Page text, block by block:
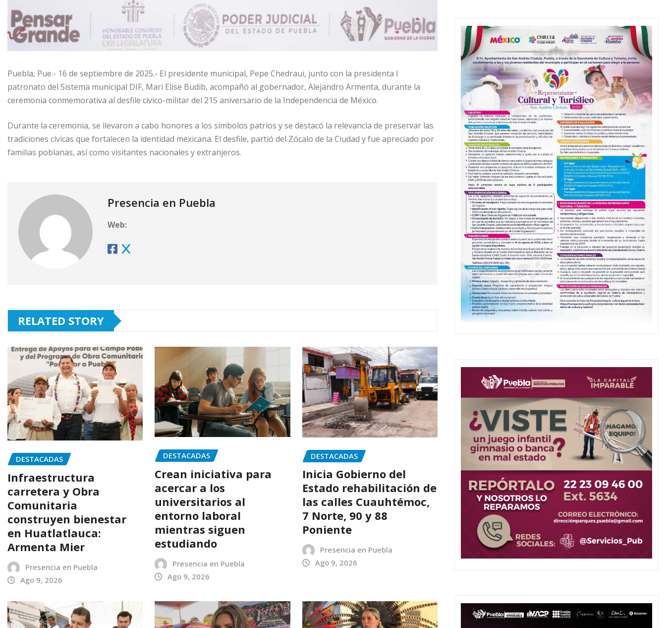
Puebla, Pue.- 16 de septiembre de 2025.- El presidente municipal, Pepe Chedraui, junto con la presidenta l
patronato del Sistema municipal DIF, Mari Elise Budib, acompañó al gobernador, Alejandro Armenta, durante la
ceremonia conmemorativa al desfile cívico-militar del 215 aniversario de la Independencia de México.
Durante la ceremonia, se llevaron a cabo honores a los símbolos patrios y se destacó la relevancia de preservar las
tradiciones cívicas que fortalecen la identidad mexicana. El desfile, partió del Zócalo de la Ciudad y fue apreciado por
familias poblanas, así como visitantes nacionales y extranjeros.
Presencia en Puebla
Web:
RELATED STORY
DESTACADAS
Infraestructura
carretera y Obra
Comunitaria
construyen bienestar
en Huatlatlauca:
Armenta Mier
Presencia en Puebla
Ago 9, 2026
DESTACADAS
Crean iniciativa para
acercar a los
universitarios al
entorno laboral
mientras siguen
estudiando
Presencia en Puebla
Ago 9, 2026
DESTACADAS
Inicia Gobierno del
Estado rehabilitación de
las calles Cuauhtémoc,
7 Norte, 90 y 88
Poniente
Presencia en Puebla
Ago 9, 2026